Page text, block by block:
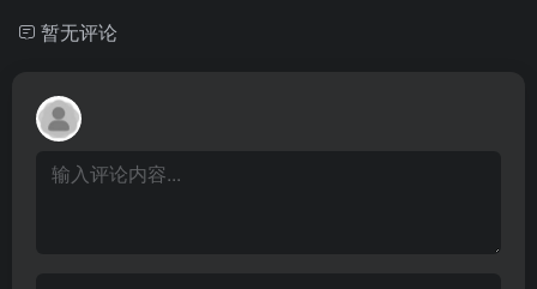
暂无评论